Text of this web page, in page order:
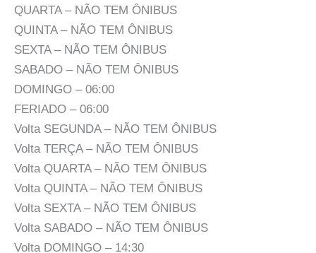
QUARTA – NÃO TEM ÔNIBUS
QUINTA – NÃO TEM ÔNIBUS
SEXTA – NÃO TEM ÔNIBUS
SABADO – NÃO TEM ÔNIBUS
DOMINGO – 06:00
FERIADO – 06:00
Volta SEGUNDA – NÃO TEM ÔNIBUS
Volta TERÇA – NÃO TEM ÔNIBUS
Volta QUARTA – NÃO TEM ÔNIBUS
Volta QUINTA – NÃO TEM ÔNIBUS
Volta SEXTA – NÃO TEM ÔNIBUS
Volta SABADO – NÃO TEM ÔNIBUS
Volta DOMINGO – 14:30